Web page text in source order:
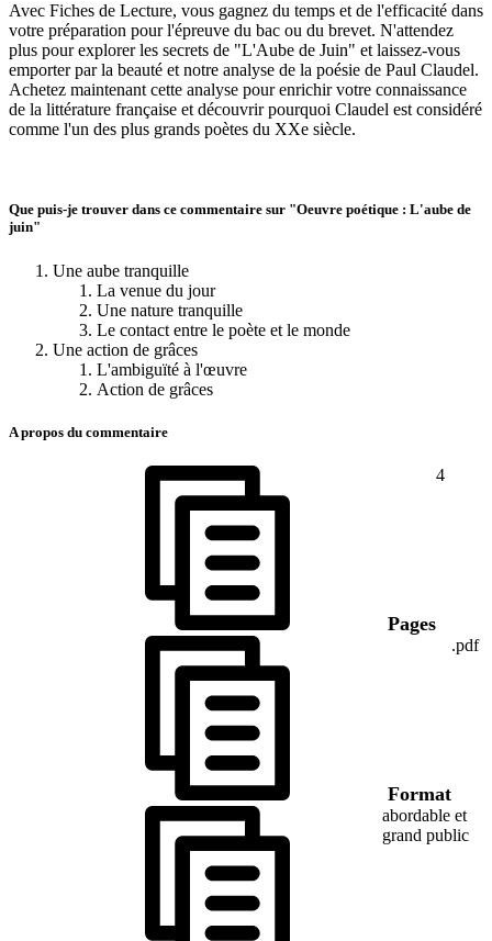
Avec Fiches de Lecture, vous gagnez du temps et de l'efficacité dans
votre préparation pour l'épreuve du bac ou du brevet. N'attendez
plus pour explorer les secrets de "L'Aube de Juin" et laissez-vous
emporter par la beauté et notre analyse de la poésie de Paul Claudel.
Achetez maintenant cette analyse pour enrichir votre connaissance
de la littérature française et découvrir pourquoi Claudel est considéré
comme l'un des plus grands poètes du XXe siècle.
Que puis-je trouver dans ce commentaire sur "Oeuvre poétique : L'aube de
juin"
Une aube tranquille
La venue du jour
Une nature tranquille
Le contact entre le poète et le monde
Une action de grâces
L'ambiguïté à l'œuvre
Action de grâces
A propos du commentaire
Pages
4
Format
.pdf
abordable et
grand public